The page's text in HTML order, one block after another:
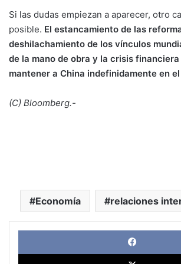
Si las dudas empiezan a aparecer, otro
posible. El estancamiento de las
deshilachamiento de los vínculos
de la mano de obra y la crisis
mantener a China indefinidamente en
(C) Bloomberg.-
Economía relaciones